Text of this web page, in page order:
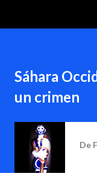
Sáhara
un crimen
De